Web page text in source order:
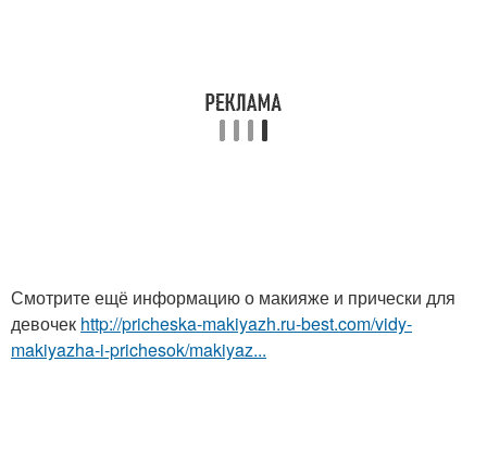
Смотрите ещё информацию о макияже и прически для
девочек http://pricheska-makiyazh.ru-best.com/vidy-
makiyazha-i-prichesok/makiyaz...